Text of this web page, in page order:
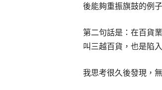
後能夠重振旗鼓的例
第二句話是：在百貨
叫三越百貨，也是陷
我思考很久後發現，